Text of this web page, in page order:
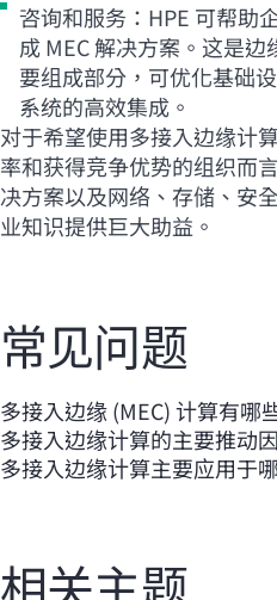
咨询和服务：HPE 可帮助
成 MEC 解决方案。这是
要组成部分，可优化基础
系统的高效集成。
对于希望使用多接入边缘计
率和获得竞争优势的组织而
决方案以及网络、存储、安
业知识提供巨大助益。
常见问题
多接入边缘 (MEC) 计算有哪
多接入边缘计算的主要推动
多接入边缘计算主要应用于
相关主题